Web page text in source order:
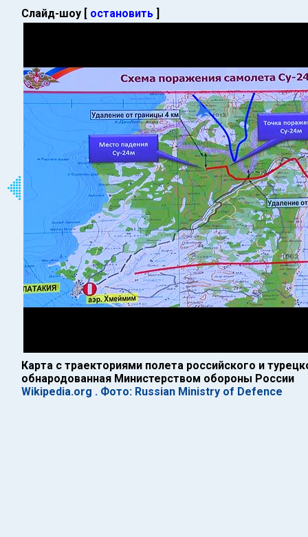
Слайд-шоу [ остановить ]
Карта с траекториями полета российского и
обнародованная Министерством обороны России
Wikipedia.org . Фото: Russian Ministry of Defence